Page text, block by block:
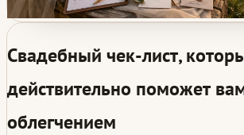
Свадебный чек-лист,
действительно поможет
облегчением